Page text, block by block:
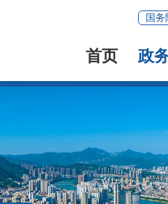
国务
首页 政